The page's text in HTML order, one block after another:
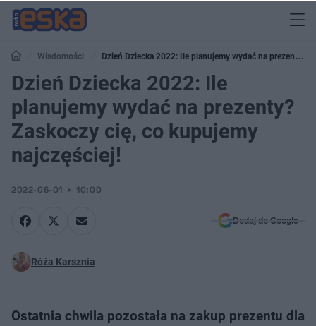
Wiadomości
Dzień Dziecka 2022: Ile planujemy wydać na prezenty?
Zaskoczy cię, co kupujemy najczęściej!
Dzień Dziecka 2022: Ile
planujemy wydać na prezenty?
Zaskoczy cię, co kupujemy
najczęściej!
2022-06-01 10:00
Dodaj do Google
Róża Karsznia
Ostatnia chwila pozostała na zakup prezentu dla